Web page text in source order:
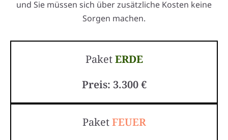
und Sie müssen sich über zusätzliche Kosten keine
Sorgen machen.
PaketERDE
Preis: 3.300 €
PaketFEUER